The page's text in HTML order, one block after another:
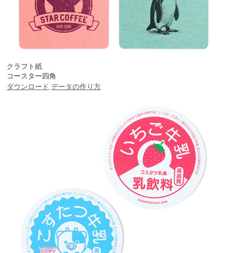
クラフト紙
コースター四角
ダウンロード データの作り方